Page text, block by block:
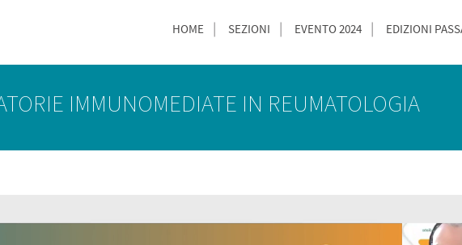
HOME SEZIONI EVENTO 2024 EDIZIONI
IMMUNOMEDIATE IN REUMATOLOGIA